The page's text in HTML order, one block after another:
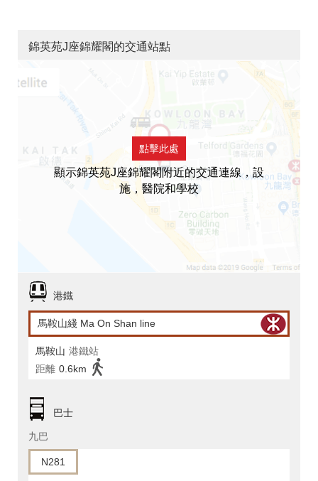
錦英苑J座錦耀閣的交通站點
點擊此處
顯示錦英苑J座錦耀閣附近的交通連線，設
施，醫院和學校
港鐵
馬鞍山綫 Ma On Shan line
馬鞍山 港鐵站
距離 0.6km
巴士
九巴
N281